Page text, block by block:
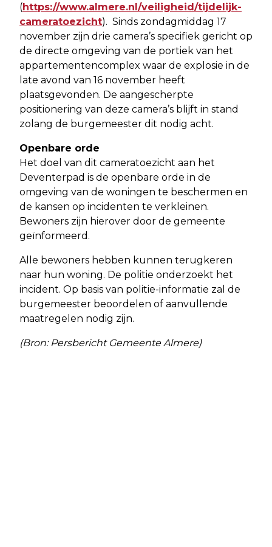
(https://www.almere.nl/veiligheid/tijdelijk-
cameratoezicht). Sinds zondagmiddag 17
november zijn drie camera’s specifiek gericht op
de directe omgeving van de portiek van het
appartementencomplex waar de explosie in de
late avond van 16 november heeft
plaatsgevonden. De aangescherpte
positionering van deze camera’s blijft in stand
zolang de burgemeester dit nodig acht.
Openbare orde
Het doel van dit cameratoezicht aan het
Deventerpad is de openbare orde in de
omgeving van de woningen te beschermen en
de kansen op incidenten te verkleinen.
Bewoners zijn hierover door de gemeente
geïnformeerd.
Alle bewoners hebben kunnen terugkeren
naar hun woning. De politie onderzoekt het
incident. Op basis van politie-informatie zal de
burgemeester beoordelen of aanvullende
maatregelen nodig zijn.
(Bron: Persbericht Gemeente Almere)